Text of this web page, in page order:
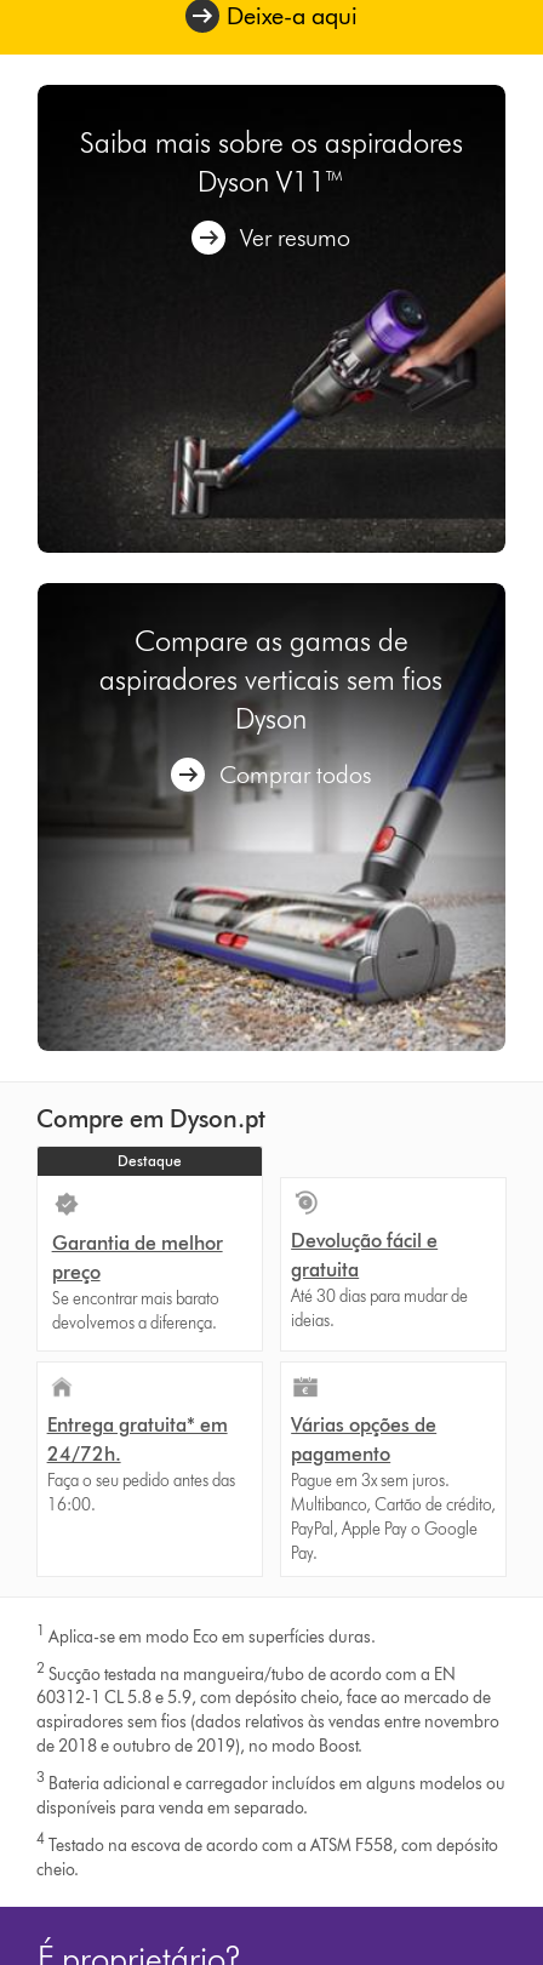
Deixe-a aqui
Saiba mais sobre os aspiradores
Dyson V11™
Ver resumo
Compare as gamas de
aspiradores verticais sem fios
Dyson
Comprar todos
Compre em Dyson.pt
Destaque
Garantia de melhor
preço
Se encontrar mais barato
devolvemos a diferença.
Devolução fácil e
gratuita
Até 30 dias para mudar de
ideias.
Entrega gratuita* em
24/72h.
Faça o seu pedido antes das
16:00.
Várias opções de
pagamento
Pague em 3x sem juros.
Multibanco, Cartão de crédito,
PayPal, Apple Pay o Google
Pay.
1 Aplica-se em modo Eco em superfícies duras.
2 Sucção testada na mangueira/tubo de acordo com a EN
60312-1 CL 5.8 e 5.9, com depósito cheio, face ao mercado de
aspiradores sem fios (dados relativos às vendas entre novembro
de 2018 e outubro de 2019), no modo Boost.
3 Bateria adicional e carregador incluídos em alguns modelos ou
disponíveis para venda em separado.
4 Testado na escova de acordo com a ATSM F558, com depósito
cheio.